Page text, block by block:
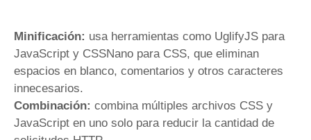
Minificación: usa herramientas como UglifyJS para
JavaScript y CSSNano para CSS, que eliminan
espacios en blanco, comentarios y otros caracteres
innecesarios.
Combinación: combina múltiples archivos CSS y
JavaScript en uno solo para reducir la cantidad de